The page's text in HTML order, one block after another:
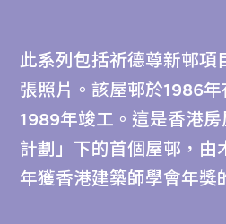
此系列包括祈德尊新邨項
張照片。該屋邨於1986年
1989年竣工。這是香港
計劃」下的首個屋邨，由
年獲香港建築師學會年獎